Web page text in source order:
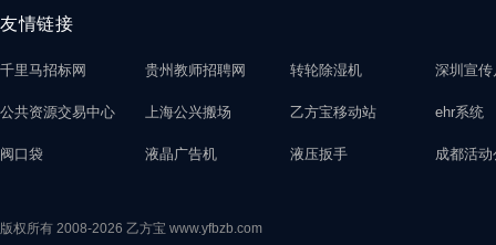
友情链接
千里马招标网 贵州教师招聘网 转轮除湿机 深圳宣传
公共资源交易中心 上海公兴搬场 乙方宝移动站 ehr系统
阀口袋 液晶广告机 液压扳手 成都活动
版权所有 2008-2026 乙方宝 www.yfbzb.com